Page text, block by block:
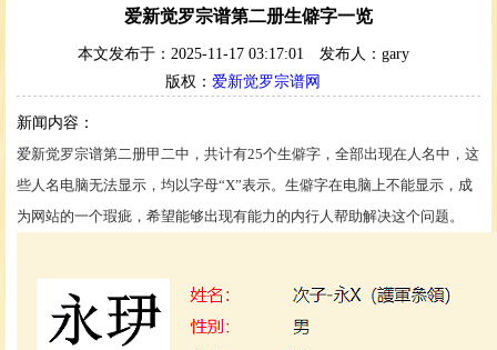
爱新觉罗宗谱第二册生僻字一览
本文发布于：2025-11-17 03:17:01
发布人：gary
版权： 爱新觉罗宗谱网
新闻内容：
爱新觉罗宗谱第二册甲二中，共计有25个生僻字，全部出现在人名中，这
些人名电脑无法显示，均以字母“X”表示。生僻字在电脑上不能显示，成
为网站的一个瑕疵，希望能够出现有能力的内行人帮助解决这个问题。